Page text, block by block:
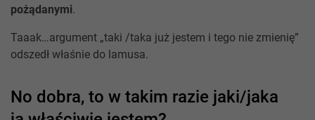
pożądanymi.
Taaak…argument „taki /taka już jestem i tego nie zmienię”
odszedł właśnie do lamusa.
No dobra, to w takim razie jaki/jaka